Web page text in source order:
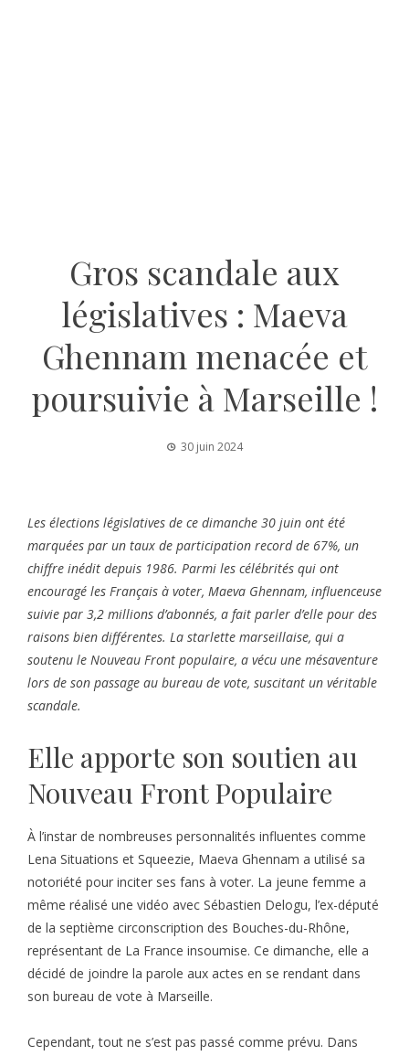
Gros scandale aux
législatives : Maeva
Ghennam menacée et
poursuivie à Marseille !
30 juin 2024
Les élections législatives de ce dimanche 30 juin ont été
marquées par un taux de participation record de 67%, un
chiffre inédit depuis 1986. Parmi les célébrités qui ont
encouragé les Français à voter, Maeva Ghennam, influenceuse
suivie par 3,2 millions d’abonnés, a fait parler d’elle pour des
raisons bien différentes. La starlette marseillaise, qui a
soutenu le Nouveau Front populaire, a vécu une mésaventure
lors de son passage au bureau de vote, suscitant un véritable
scandale.
Elle apporte son soutien au
Nouveau Front Populaire
À l’instar de nombreuses personnalités influentes comme
Lena Situations et Squeezie, Maeva Ghennam a utilisé sa
notoriété pour inciter ses fans à voter. La jeune femme a
même réalisé une vidéo avec Sébastien Delogu, l’ex-député
de la septième circonscription des Bouches-du-Rhône,
représentant de La France insoumise. Ce dimanche, elle a
décidé de joindre la parole aux actes en se rendant dans
son bureau de vote à Marseille.
Cependant, tout ne s’est pas passé comme prévu. Dans